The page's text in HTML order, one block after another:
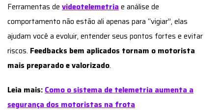
Ferramentas de videotelemetria e análise de
comportamento não estão ali apenas para “vigiar”, elas
ajudam você a evoluir, entender seus pontos fortes e evitar
riscos. Feedbacks bem aplicados tornam o motorista
mais preparado e valorizado.
Leia mais: Como o sistema de telemetria aumenta a
segurança dos motoristas na frota